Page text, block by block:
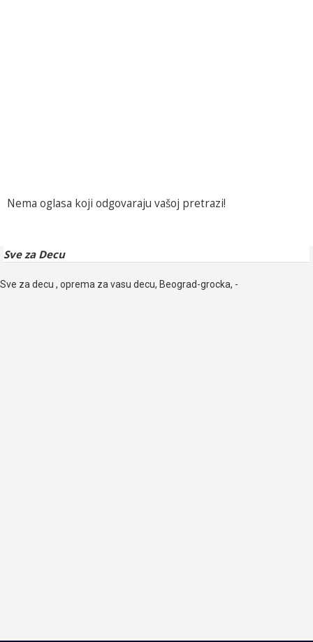
Nema oglasa koji odgovaraju vašoj pretrazi!
Sve za Decu
Sve za decu , oprema za vasu decu, Beograd-grocka, -